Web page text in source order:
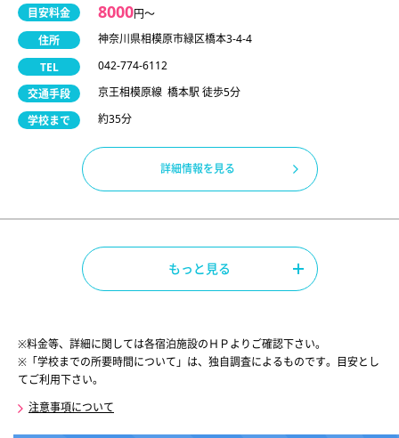
目安料金 8000円〜
住所
神奈川県相模原市緑区橋本3-4-4
TEL
042-774-6112
交通手段
京王相模原線 橋本駅 徒歩5分
学校まで
約35分
詳細情報を見る
もっと見る
※料金等、詳細に関しては各宿泊施設のＨＰよりご確認下さい。
※「学校までの所要時間について」は、独自調査によるものです。目安とし
てご利用下さい。
注意事項について